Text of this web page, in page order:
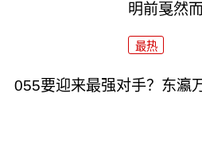
明前戛然而
最热
055要迎来最强对手？东瀛